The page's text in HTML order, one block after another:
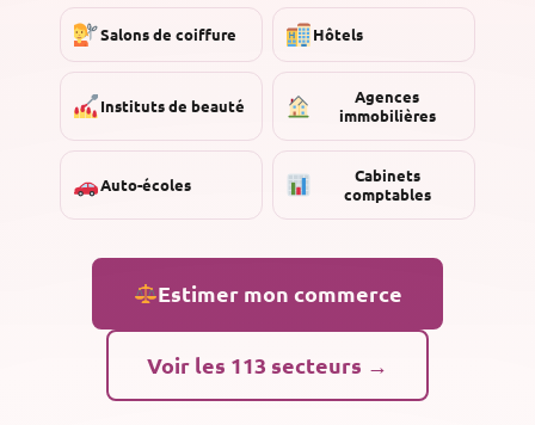
Salons de coiffure Hôtels
Instituts de beauté
Agences
immobilières
Auto-écoles
Cabinets
comptables
Estimer mon commerce
Voir les 113 secteurs →